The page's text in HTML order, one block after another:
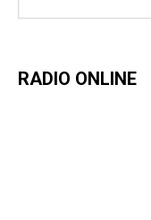
RADIO ONLINE